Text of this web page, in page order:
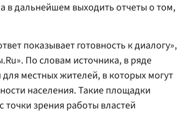
в дальнейшем выходить отчеты о том,
показывает готовность к диалогу»,
По словам источника, в ряде
местных жителей, в которых могут
населения. Такие площадки
зрения работы властей